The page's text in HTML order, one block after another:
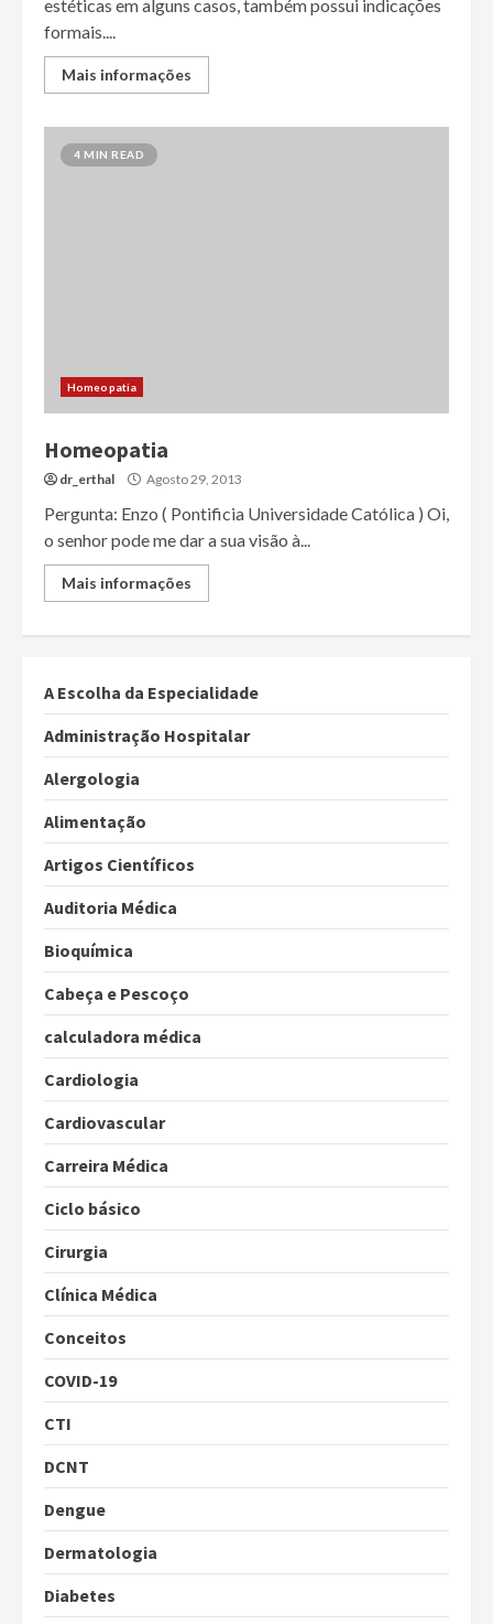
estéticas em alguns casos, também possui indicações
formais....
Mais informações
4 MIN READ
Homeopatia
Homeopatia
dr_erthal Agosto 29, 2013
Pergunta: Enzo ( Pontificia Universidade Católica ) Oi,
o senhor pode me dar a sua visão à...
Mais informações
A Escolha da Especialidade
Administração Hospitalar
Alergologia
Alimentação
Artigos Científicos
Auditoria Médica
Bioquímica
Cabeça e Pescoço
calculadora médica
Cardiologia
Cardiovascular
Carreira Médica
Ciclo básico
Cirurgia
Clínica Médica
Conceitos
COVID-19
CTI
DCNT
Dengue
Dermatologia
Diabetes